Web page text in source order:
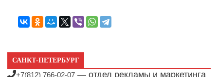
САНКТ-ПЕТЕРБУРГ
+7(812) 766-02-07 — отдел рекламы и маркетинга